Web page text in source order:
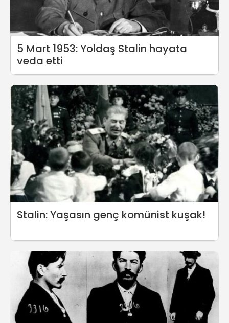
5 Mart 1953: Yoldaş Stalin hayata
veda etti
Stalin: Yaşasın genç komünist kuşak!